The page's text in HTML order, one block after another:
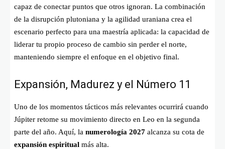
capaz de conectar puntos que otros ignoran. La combinación
de la disrupción plutoniana y la agilidad uraniana crea el
escenario perfecto para una maestría aplicada: la capacidad de
liderar tu propio proceso de cambio sin perder el norte,
manteniendo siempre el enfoque en el objetivo final.
Expansión, Madurez y el Número 11
Uno de los momentos tácticos más relevantes ocurrirá cuando
Júpiter retome su movimiento directo en Leo en la segunda
parte del año. Aquí, la numerología 2027 alcanza su cota de
expansión espiritual más alta.